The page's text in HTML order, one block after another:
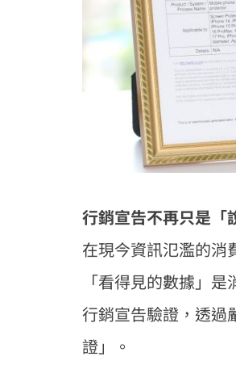
行銷宣告不再只是「
在現今資訊氾濫的消
「看得見的數據」
行銷宣告驗證，透過
證」。